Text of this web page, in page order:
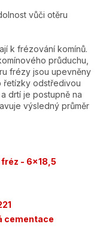
vůči otěru
k frézování komínů.
průduchu,
frézy jsou upevněny
řetízky odstředivou
drtí je postupně na
výsledný průměr
fréz - 6x18,5
cementace